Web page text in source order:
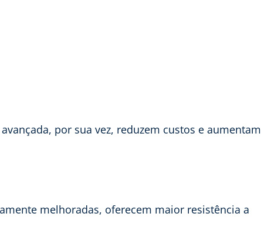
por sua vez, reduzem custos e aumentam
melhoradas, oferecem maior resistência a